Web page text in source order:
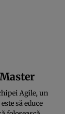
Agile, un
să educe